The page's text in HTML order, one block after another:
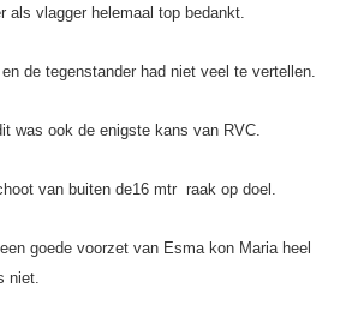
vlagger helemaal top bedankt.
de tegenstander had niet veel te vertellen.
was ook de enigste kans van RVC.
van buiten de16 mtr raak op doel.
goede voorzet van Esma kon Maria heel
niet.